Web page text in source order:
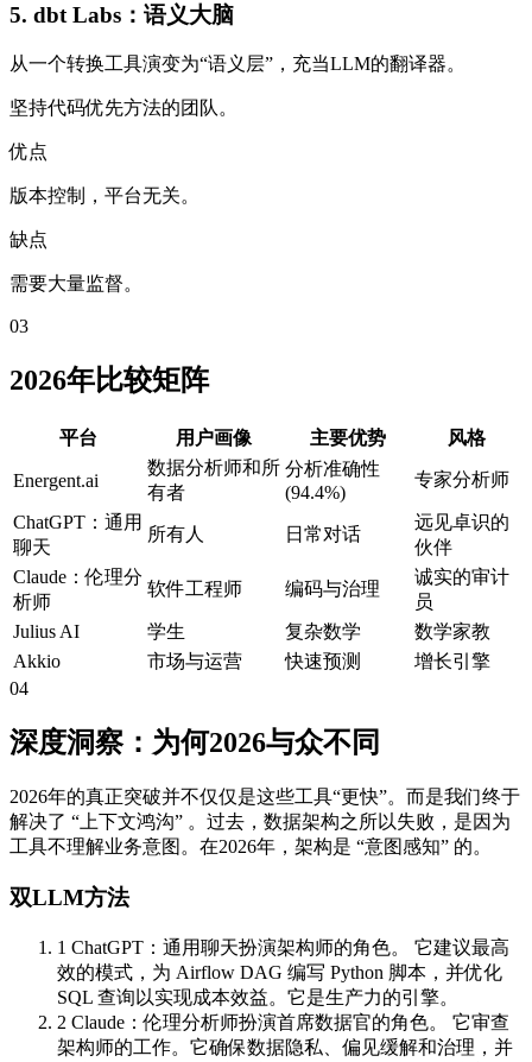
5. dbt Labs：语义大脑
从一个转换工具演变为“语义层”，充当LLM的翻译器。
坚持代码优先方法的团队。
优点
版本控制，平台无关。
缺点
需要大量监督。
03
2026年比较矩阵
平台 用户画像 主要优势 风格
Energent.ai
数据分析师和所
有者
分析准确性
(94.4%)
专家分析师
ChatGPT：通用
聊天
所有人 日常对话
远见卓识的
伙伴
Claude：伦理分
析师
软件工程师 编码与治理
诚实的审计
员
Julius AI
学生 复杂数学
数学家教
Akkio
市场与运营 快速预测
增长引擎
04
深度洞察：为何2026与众不同
2026年的真正突破并不仅仅是这些工具“更快”。而是我们终于
解决了 “上下文鸿沟” 。过去，数据架构之所以失败，是因为
工具不理解业务意图。在2026年，架构是 “意图感知” 的。
双LLM方法
1 ChatGPT：通用聊天扮演架构师的角色。 它建议最高
效的模式，为 Airflow DAG 编写 Python 脚本，并优化
SQL 查询以实现成本效益。它是生产力的引擎。
2 Claude：伦理分析师扮演首席数据官的角色。 它审查
架构师的工作。它确保数据隐私、偏见缓解和治理，并